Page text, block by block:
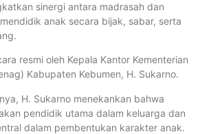
sinergi antara madrasah dan
anak secara bijak, sabar, serta
resmi oleh Kepala Kantor Kementerian
Kabupaten Kebumen, H. Sukarno.
H. Sukarno menekankan bahwa
pendidik utama dalam keluarga dan
dalam pembentukan karakter anak.